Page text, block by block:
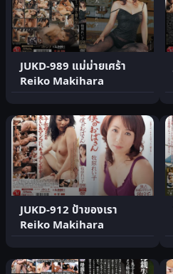
JUKD-989 แม่ม่ายเศร้า
Reiko Makihara
JUKD-912 ป้าของเรา
Reiko Makihara